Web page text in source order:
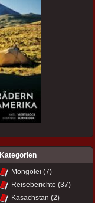
Kategorien
Mongolei (7)
Reiseberichte (37)
Kasachstan (2)